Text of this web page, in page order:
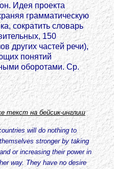
Идея проекта
грамматическую
сократить словарь
150
других частей речи),
понятий
оборотами. Ср.
текст на бейсик-инглиш
will do nothing to
stronger by taking
or increasing their power in
way. They have no desire